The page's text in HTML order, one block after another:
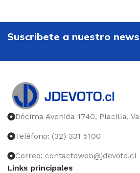
Suscribete a nuestro
Décima Avenida 1740, Placilla,
Teléfono: (32) 331 5100
Correo: contactoweb@jdevoto.cl
Links principales